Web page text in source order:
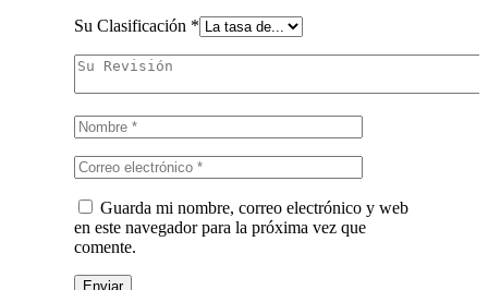
Su Clasificación *
Guarda mi nombre, correo electrónico y web
en este navegador para la próxima vez que
comente.